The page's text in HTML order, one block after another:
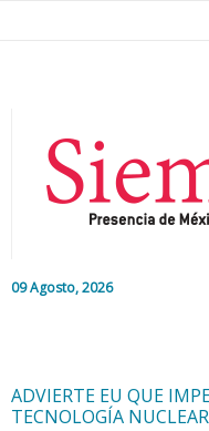
09 Agosto, 2026
ADVIERTE EU QUE
TECNOLOGÍA